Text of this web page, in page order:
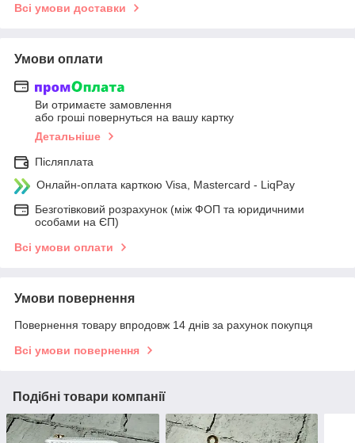
Всі умови доставки
Умови оплати
Ви отримаєте замовлення
або гроші повернуться на вашу картку
Детальніше
Післяплата
Онлайн-оплата карткою Visa, Mastercard - LiqPay
Безготівковий розрахунок (між ФОП та юридичними
особами на ЄП)
Всі умови оплати
Умови повернення
Повернення товару впродовж 14 днів за рахунок покупця
Всі умови повернення
Подібні товари компанії